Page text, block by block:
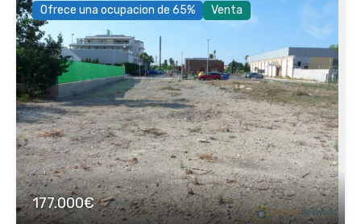
Ofrece una ocupacion de 65% Venta
177.000€